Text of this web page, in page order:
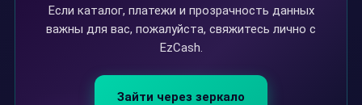
Если каталог, платежи и прозрачность данных
важны для вас, пожалуйста, свяжитесь лично с
EzCash.
Зайти через зеркало